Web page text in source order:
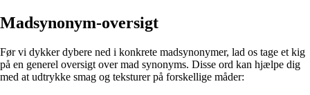
Madsynonym-oversigt
Før vi dykker dybere ned i konkrete madsynonymer, lad os tage et kig
på en generel oversigt over mad synonyms. Disse ord kan hjælpe dig
med at udtrykke smag og teksturer på forskellige måder: